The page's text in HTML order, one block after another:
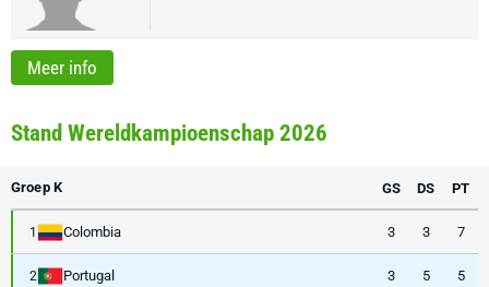
Meer info
Stand Wereldkampioenschap 2026
Groep K GS DS PT
1 Colombia 3 3 7
2 Portugal 3 5 5